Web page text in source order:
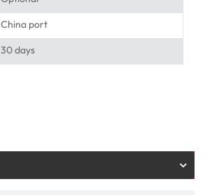
China port
30 days